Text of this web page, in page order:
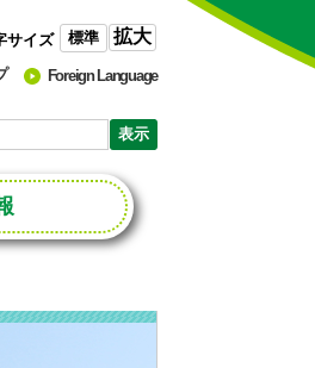
サイズ 標準 拡大
Foreign Language